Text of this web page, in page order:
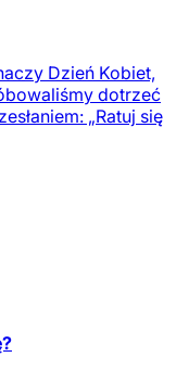
Dzień Kobiet,
dotrzeć
„Ratuj się